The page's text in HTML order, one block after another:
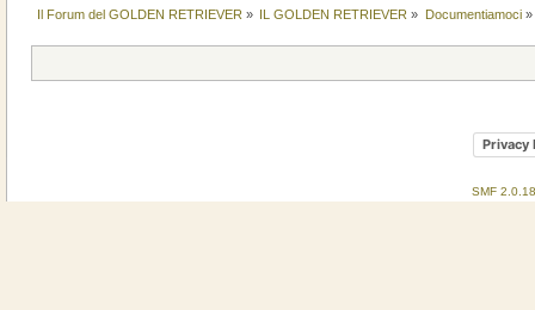
Il Forum del GOLDEN RETRIEVER » IL GOLDEN RETRIEVER » Documentiamoci»
Privacy
SMF 2.0.18